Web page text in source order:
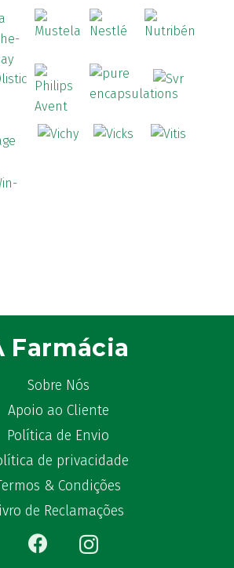
Farmácia
Sobre Nós
Apoio ao Cliente
Política de Envio
de privacidade
& Condições
de Reclamações